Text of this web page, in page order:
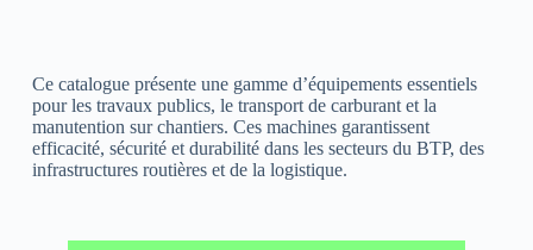
Ce catalogue présente une gamme d’équipements essentiels
pour les travaux publics, le transport de carburant et la
manutention sur chantiers. Ces machines garantissent
efficacité, sécurité et durabilité dans les secteurs du BTP, des
infrastructures routières et de la logistique.